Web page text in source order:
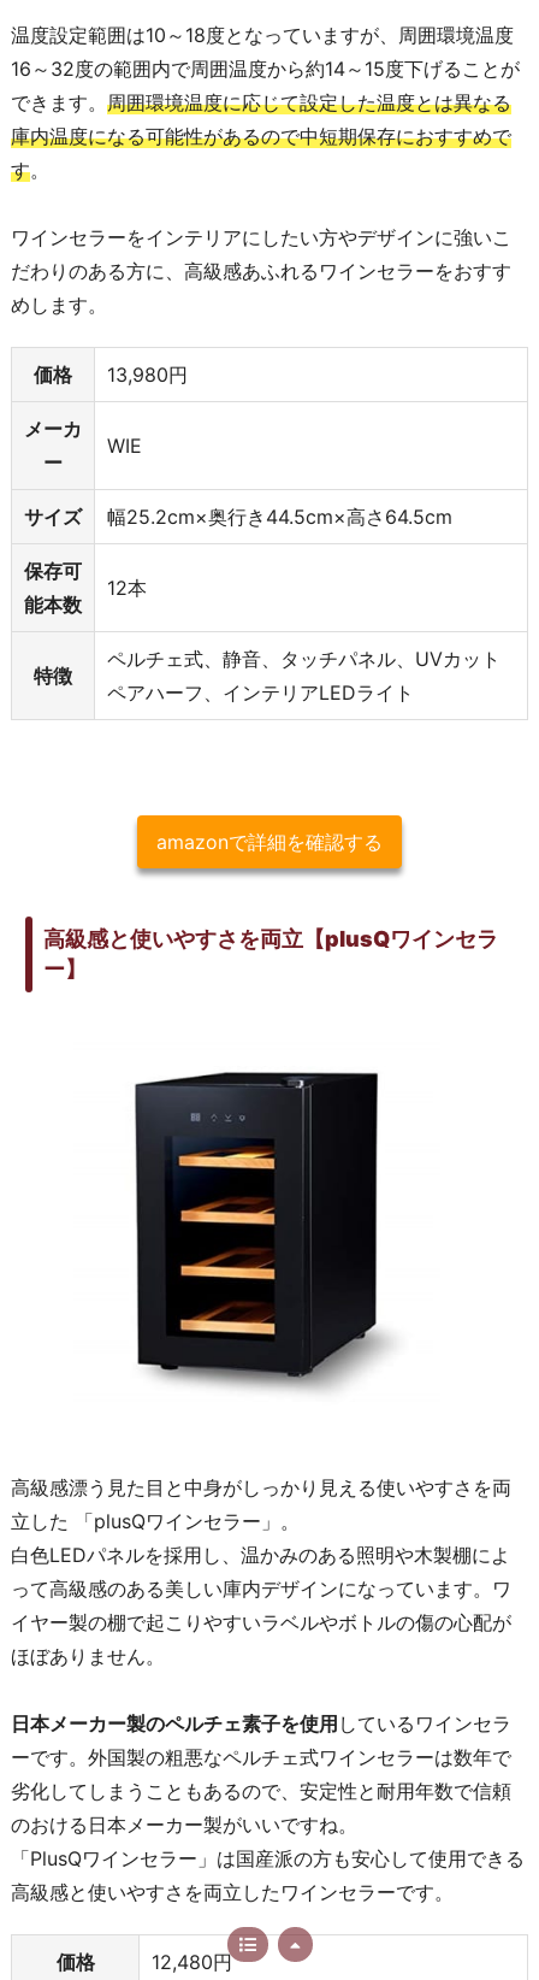
温度設定範囲は10～18度となっていますが、周囲環境温度
16～32度の範囲内で周囲温度から約14～15度下げることが
できます。 周囲環境温度に応じて設定した温度とは異なる
庫内温度になる可能性があるので中短期保存におすすめで
す。
ワインセラーをインテリアにしたい方やデザインに強いこ
だわりのある方に、高級感あふれるワインセラーをおすす
めします。
価格 13,980円
メーカ
ー
WIE
サイズ 幅25.2cm×奥行き44.5cm×高さ64.5cm
保存可
能本数
12本
特徴
ペルチェ式、静音、タッチパネル、UVカット
ペアハーフ、インテリアLEDライト
amazonで詳細を確認する
高級感と使いやすさを両立【plusQワインセラ
ー】
高級感漂う見た目と中身がしっかり見える使いやすさを両
立した 「plusQワインセラー」。
白色LEDパネルを採用し、温かみのある照明や木製棚によ
って高級感のある美しい庫内デザインになっています。ワ
イヤー製の棚で起こりやすいラベルやボトルの傷の心配が
ほぼありません。
日本メーカー製のペルチェ素子を使用 しているワインセラ
ーです。外国製の粗悪なペルチェ式ワインセラーは数年で
劣化してしまうこともあるので、安定性と耐用年数で信頼
のおける日本メーカー製がいいですね。
「PlusQワインセラー」は国産派の方も安心して使用できる
高級感と使いやすさを両立したワインセラーです。
価格 12,480円